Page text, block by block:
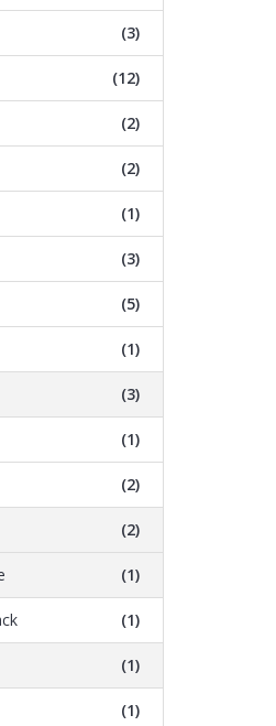
(3)
(12)
(2)
(2)
(1)
(3)
(5)
(1)
(3)
(1)
(2)
(2)
(1)
(1)
(1)
(1)